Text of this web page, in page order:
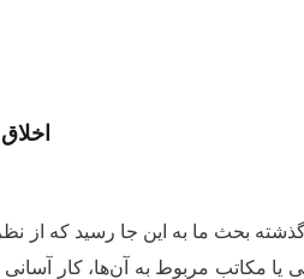
بحث ما به این جا رسید که از
یا مکاتب مربوط به آن‌ها، کار